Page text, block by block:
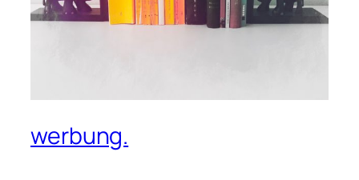
werbung.